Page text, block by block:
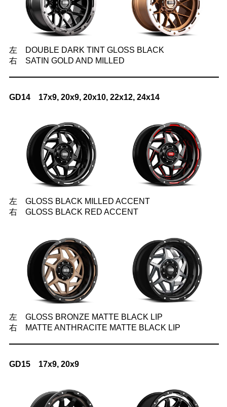
左 DOUBLE DARK TINT GLOSS BLACK
右 SATIN GOLD AND MILLED
GD14 17x9, 20x9, 20x10, 22x12, 24x14
左 GLOSS BLACK MILLED ACCENT
右 GLOSS BLACK RED ACCENT
左 GLOSS BRONZE MATTE BLACK LIP
右 MATTE ANTHRACITE MATTE BLACK LIP
GD15 17x9, 20x9